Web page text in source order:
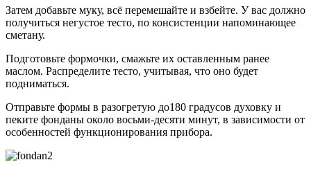
Затем добавьте муку, всё перемешайте и взбейте. У вас должно
получиться негустое тесто, по консистенции напоминающее
сметану.
Подготовьте формочки, смажьте их оставленным ранее
маслом. Распределите тесто, учитывая, что оно будет
подниматься.
Отправьте формы в разогретую до180 градусов духовку и
пеките фонданы около восьми-десяти минут, в зависимости от
особенностей функционирования прибора.